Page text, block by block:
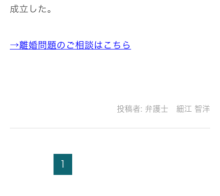
成立した。
→離婚問題のご相談はこちら
投稿者: 弁護士 細江 智洋
1